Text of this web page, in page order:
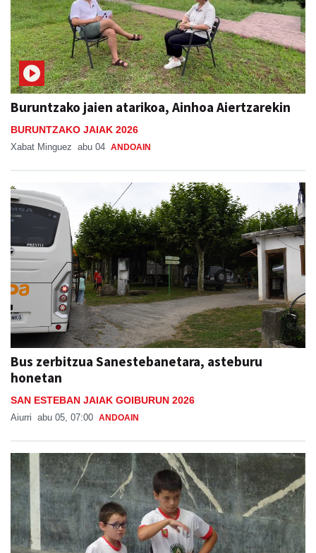
Buruntzako jaien atarikoa, Ainhoa Aiertzarekin
BURUNTZAKO JAIAK 2026
Xabat Minguez abu 04 ANDOAIN
Bus zerbitzua Sanestebanetara, asteburu
honetan
SAN ESTEBAN JAIAK GOIBURUN 2026
Aiurri abu 05, 07:00 ANDOAIN